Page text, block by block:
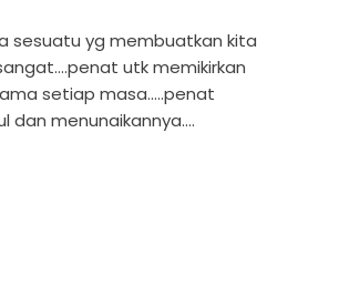
sesuatu yg membuatkan kita
utk memikirkan
setiap masa.....penat
dan menunaikannya....